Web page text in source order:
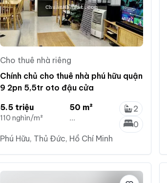
Cho thuê nhà riêng
Chính chủ cho thuê nhà phú hữu quận
9 2pn 5,5tr oto đậu cửa
5.5 triệu
110 nghìn/m²
50 m²
...
2
0
Phú Hữu, Thủ Đức, Hồ Chí Minh